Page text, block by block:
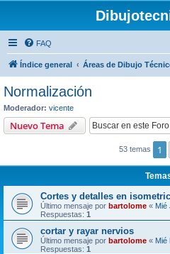
FAQ
Índice general Áreas de Dibujo
Normalización
Moderador: vicente
Nuevo Tema
53 temas 1
Cortes y detalles en
Último mensaje por bartolome « Mié
Respuestas: 1
cortar y rayar nervios
Último mensaje por bartolome « Mié
Respuestas: 1